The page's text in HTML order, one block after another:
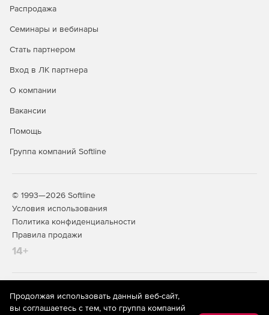
Русскоязычный интерфейс.
Формирование отчетов
Распродажа
Семинары и вебинары
Стать партнером
Вход в ЛК партнера
О компании
Вакансии
Помощь
Группа компаний Softline
© 1993—2026 Softline
Условия использования
Политика конфиденциальности
Правила продажи
14+
На информационном ресурсе store.softline.ru применяются
рекомендательные технологии
(информационные технологии
предоставления информации на основе сбора,
Продолжая использовать данный веб-сайт,
вы соглашаетесь с тем, что группа компаний